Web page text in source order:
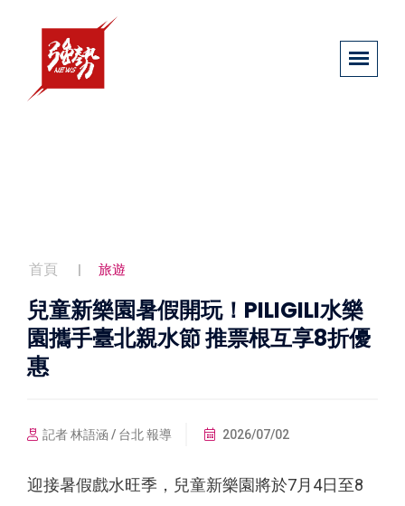
首頁 旅遊
兒童新樂園暑假開玩！PILIGILI水樂
園攜手臺北親水節 推票根互享8折優
惠
記者 林語涵 / 台北 報導 2026/07/02
迎接暑假戲水旺季，兒童新樂園將於7月4日至8